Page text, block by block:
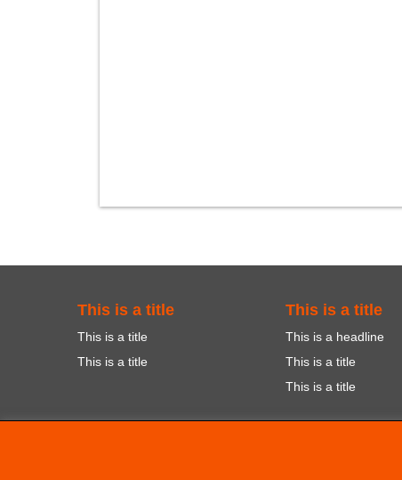
This is a title
This is a title
This is a title
This is a title
This is a headline
This is a title
This is a title